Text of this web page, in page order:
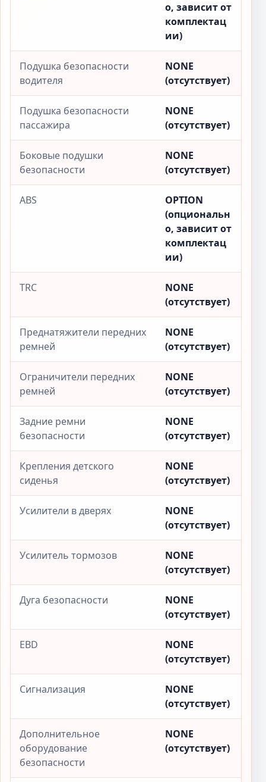
о, зависит от
комплектац
ии)
Подушка безопасности
водителя
NONE
(отсутствует)
Подушка безопасности
пассажира
NONE
(отсутствует)
Боковые подушки
безопасности
NONE
(отсутствует)
ABS
OPTION
(опциональн
о, зависит от
комплектац
ии)
TRC
NONE
(отсутствует)
Преднатяжители передних
ремней
NONE
(отсутствует)
Ограничители передних
ремней
NONE
(отсутствует)
Задние ремни
безопасности
NONE
(отсутствует)
Крепления детского
сиденья
NONE
(отсутствует)
Усилители в дверях
NONE
(отсутствует)
Усилитель тормозов
NONE
(отсутствует)
Дуга безопасности
NONE
(отсутствует)
EBD
NONE
(отсутствует)
Сигнализация
NONE
(отсутствует)
Дополнительное
оборудование
безопасности
NONE
(отсутствует)